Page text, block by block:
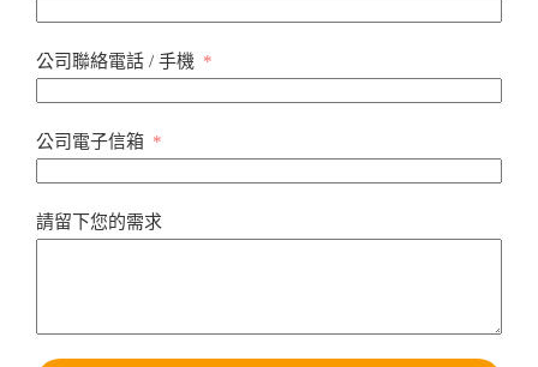
公司聯絡電話 / 手機
公司電子信箱
請留下您的需求